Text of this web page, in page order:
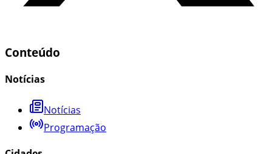
Conteúdo
Notícias
Notícias
Programação